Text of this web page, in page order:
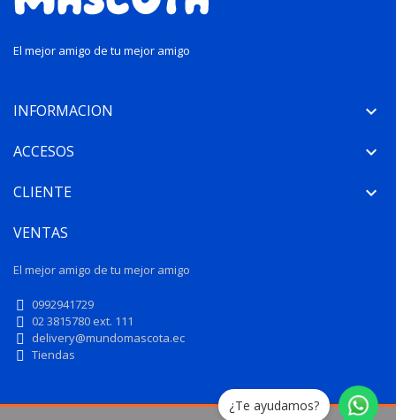
¿Te ayudamos?
El mejor amigo de tu mejor amigo
INFORMACION 
ACCESOS 
CLIENTE 
VENTAS
El mejor amigo de tu mejor amigo
0992941729
02 3815780 ext. 111
delivery@mundomascota.ec
Tiendas
Petmanagement S.A.S. - 2026 - Desarrollado por Betelmarket